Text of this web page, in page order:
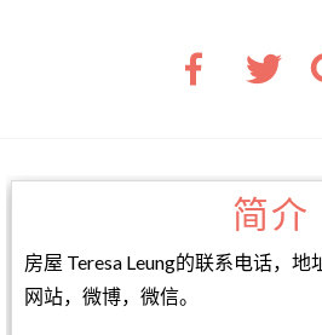
简介
房屋 Teresa Leung的联系电话，地
网站，微博，微信。